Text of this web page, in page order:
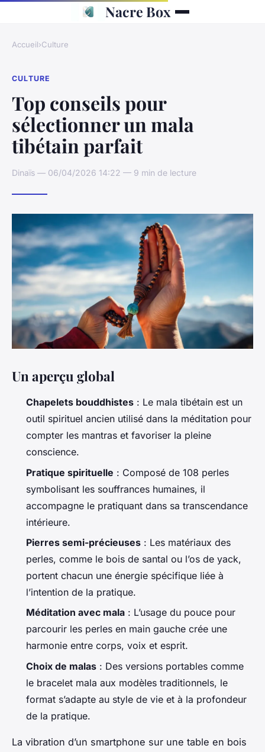
Nacre Box
Accueil›Culture
CULTURE
Top conseils pour
sélectionner un mala
tibétain parfait
Dinaïs — 06/04/2026 14:22 — 9 min de lecture
Un aperçu global
Chapelets bouddhistes : Le mala tibétain est un
outil spirituel ancien utilisé dans la méditation pour
compter les mantras et favoriser la pleine
conscience.
Pratique spirituelle : Composé de 108 perles
symbolisant les souffrances humaines, il
accompagne le pratiquant dans sa transcendance
intérieure.
Pierres semi-précieuses : Les matériaux des
perles, comme le bois de santal ou l’os de yack,
portent chacun une énergie spécifique liée à
l’intention de la pratique.
Méditation avec mala : L’usage du pouce pour
parcourir les perles en main gauche crée une
harmonie entre corps, voix et esprit.
Choix de malas : Des versions portables comme
le bracelet mala aux modèles traditionnels, le
format s’adapte au style de vie et à la profondeur
de la pratique.
La vibration d’un smartphone sur une table en bois